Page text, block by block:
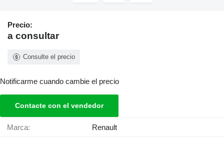
Precio:
a consultar
Consulte el precio
Notificarme cuando cambie el precio
Contacte con el vendedor
Marca: Renault